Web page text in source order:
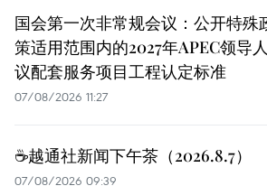
国会第一次非常规会议：公开特殊
策适用范围内的2027年APEC领导
议配套服务项目工程认定标准
07/08/2026 11:27
☕️越通社新闻下午茶（2026.8.7）
07/08/2026 09:39